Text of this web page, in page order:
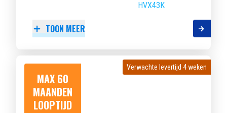
HVX43K
TOON MEER
MAX 60
MAANDEN
LOOPTIJD
Verwachte levertijd 4 weken
Verwachte levertijd 4 weken